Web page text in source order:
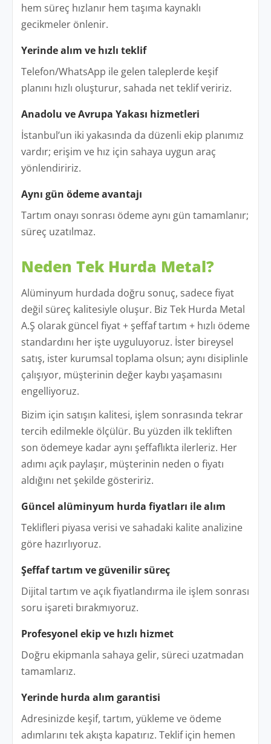
hem süreç hızlanır hem taşıma kaynaklı
gecikmeler önlenir.
Yerinde alım ve hızlı teklif
Telefon/WhatsApp ile gelen taleplerde keşif
planını hızlı oluşturur, sahada net teklif veririz.
Anadolu ve Avrupa Yakası hizmetleri
İstanbul’un iki yakasında da düzenli ekip planımız
vardır; erişim ve hız için sahaya uygun araç
yönlendiririz.
Aynı gün ödeme avantajı
Tartım onayı sonrası ödeme aynı gün tamamlanır;
süreç uzatılmaz.
Neden Tek Hurda Metal?
Alüminyum hurdada doğru sonuç, sadece fiyat
değil süreç kalitesiyle oluşur. Biz Tek Hurda Metal
A.Ş olarak güncel fiyat + şeffaf tartım + hızlı ödeme
standardını her işte uyguluyoruz. İster bireysel
satış, ister kurumsal toplama olsun; aynı disiplinle
çalışıyor, müşterinin değer kaybı yaşamasını
engelliyoruz.
Bizim için satışın kalitesi, işlem sonrasında tekrar
tercih edilmekle ölçülür. Bu yüzden ilk tekliften
son ödemeye kadar aynı şeffaflıkta ilerleriz. Her
adımı açık paylaşır, müşterinin neden o fiyatı
aldığını net şekilde gösteririz.
Güncel alüminyum hurda fiyatları ile alım
Teklifleri piyasa verisi ve sahadaki kalite analizine
göre hazırlıyoruz.
Şeffaf tartım ve güvenilir süreç
Dijital tartım ve açık fiyatlandırma ile işlem sonrası
soru işareti bırakmıyoruz.
Profesyonel ekip ve hızlı hizmet
Doğru ekipmanla sahaya gelir, süreci uzatmadan
tamamlarız.
Yerinde hurda alım garantisi
Adresinizde keşif, tartım, yükleme ve ödeme
adımlarını tek akışta kapatırız. Teklif için hemen